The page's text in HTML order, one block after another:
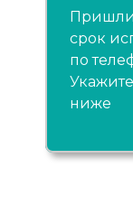
срок
по
ниже